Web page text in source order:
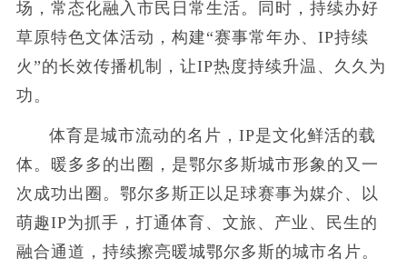
场，常态化融入市民日常生活。同时，持续办好
草原特色文体活动，构建“赛事常年办、IP持续
火”的长效传播机制，让IP热度持续升温、久久为
功。
体育是城市流动的名片，IP是文化鲜活的载
体。暖多多的出圈，是鄂尔多斯城市形象的又一
次成功出圈。鄂尔多斯正以足球赛事为媒介、以
萌趣IP为抓手，打通体育、文旅、产业、民生的
融合通道，持续擦亮暖城鄂尔多斯的城市名片。